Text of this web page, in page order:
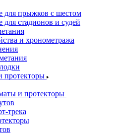
для прыжков с шестом
для стадионов и судей
и хронометража
протекторы
и протекторы
трека